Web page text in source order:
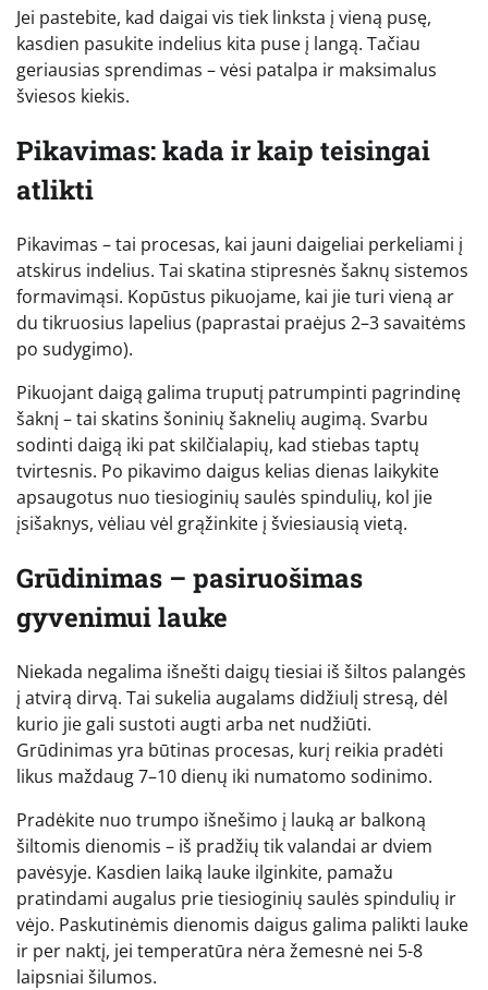
Jei pastebite, kad daigai vis tiek linksta į vieną pusę,
kasdien pasukite indelius kita puse į langą. Tačiau
geriausias sprendimas – vėsi patalpa ir maksimalus
šviesos kiekis.
Pikavimas: kada ir kaip teisingai
atlikti
Pikavimas – tai procesas, kai jauni daigeliai perkeliami į
atskirus indelius. Tai skatina stipresnės šaknų sistemos
formavimąsi. Kopūstus pikuojame, kai jie turi vieną ar
du tikruosius lapelius (paprastai praėjus 2–3 savaitėms
po sudygimo).
Pikuojant daigą galima truputį patrumpinti pagrindinę
šaknį – tai skatins šoninių šaknelių augimą. Svarbu
sodinti daigą iki pat skilčialapių, kad stiebas taptų
tvirtesnis. Po pikavimo daigus kelias dienas laikykite
apsaugotus nuo tiesioginių saulės spindulių, kol jie
įsišaknys, vėliau vėl grąžinkite į šviesiausią vietą.
Grūdinimas – pasiruošimas
gyvenimui lauke
Niekada negalima išnešti daigų tiesiai iš šiltos palangės
į atvirą dirvą. Tai sukelia augalams didžiulį stresą, dėl
kurio jie gali sustoti augti arba net nudžiūti.
Grūdinimas yra būtinas procesas, kurį reikia pradėti
likus maždaug 7–10 dienų iki numatomo sodinimo.
Pradėkite nuo trumpo išnešimo į lauką ar balkoną
šiltomis dienomis – iš pradžių tik valandai ar dviem
pavėsyje. Kasdien laiką lauke ilginkite, pamažu
pratindami augalus prie tiesioginių saulės spindulių ir
vėjo. Paskutinėmis dienomis daigus galima palikti lauke
ir per naktį, jei temperatūra nėra žemesnė nei 5-8
laipsniai šilumos.